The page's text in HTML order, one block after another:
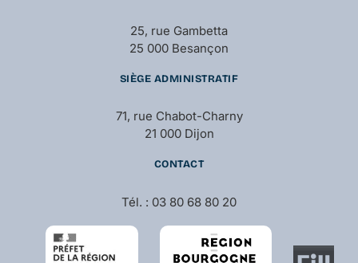
25, rue Gambetta
25 000 Besançon
SIÈGE ADMINISTRATIF
71, rue Chabot-Charny
21 000 Dijon
CONTACT
Tél. : 03 80 68 80 20